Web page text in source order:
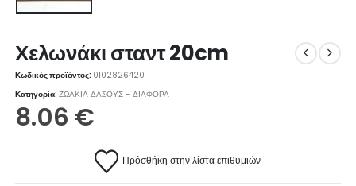
Χελωνάκι σταντ 20cm
Κωδικός προϊόντος: 0102826420
Κατηγορία:ΖΩΑΚΙΑ ΔΑΣΟΥΣ - ΔΙΑΦΟΡΑ
8.06 €
Πρόσθήκη στην λίστα επιθυμιών